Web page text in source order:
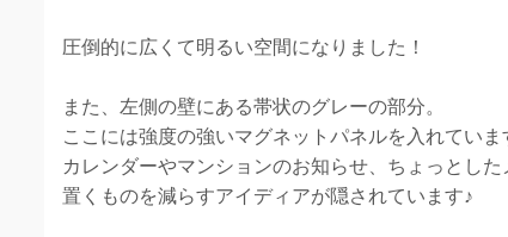
圧倒的に広くて明るい空間になりました！
また、左側の壁にある帯状のグレーの部分。
ここには強度の強いマグネットパネルを入れていま
カレンダーやマンションのお知らせ、ちょっとし
置くものを減らすアイディアが隠されています♪